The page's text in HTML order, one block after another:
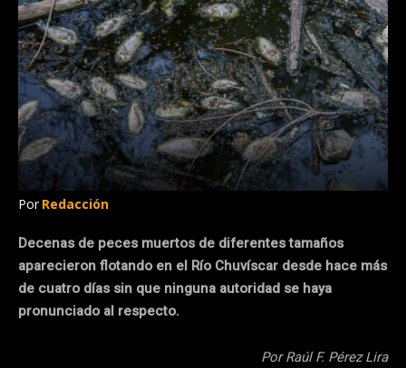
Por Redacción
Decenas de peces muertos de diferentes tamaños
aparecieron flotando en el Río Chuvíscar desde hace más
de cuatro días sin que ninguna autoridad se haya
pronunciado al respecto.
Por Raúl F. Pérez Lira